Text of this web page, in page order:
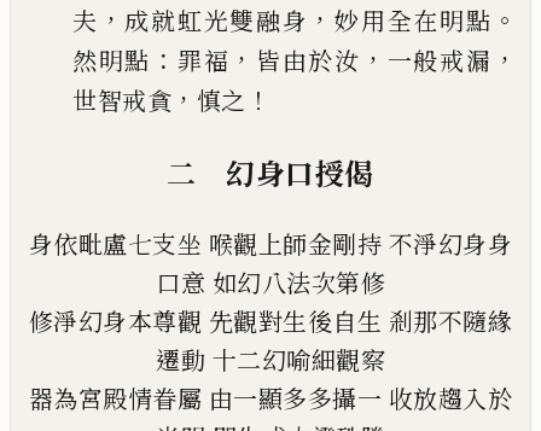
夫 ， 成就虹光雙融身 ，妙用全在明點 。
然明點 ： 罪福 ， 皆由於汝 ， 一般戒漏 ，
世智戒貪 ， 慎之 ！
二 幻身口授偈
身依毗盧七支坐 喉觀上師金剛持 不淨幻身身
口意 如幻八法次第修
修淨幻身本尊觀 先觀對生後自生 剎那不隨緣
遷動 十二幻喻細觀察
器為宮殿情眷屬 由一顯多多攝一 收放趨入於